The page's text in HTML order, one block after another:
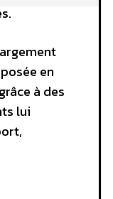
en
à des
lui